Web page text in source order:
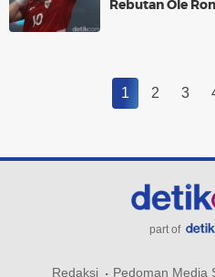
Rebutan Ole
1 2 3
part of
Redaksi Pedoman Media